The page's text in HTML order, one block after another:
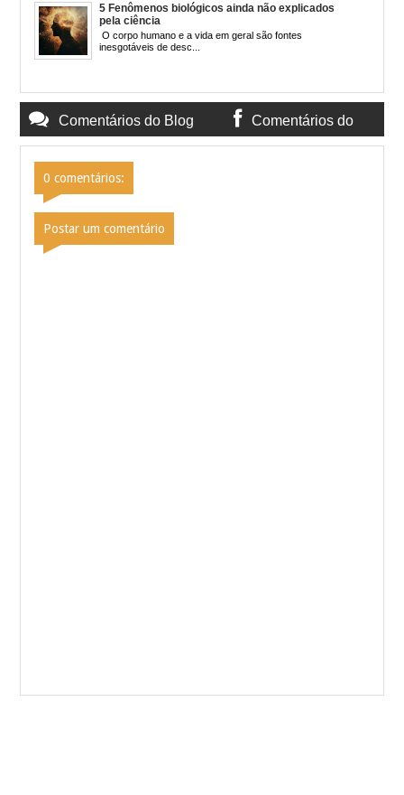
5 Fenômenos biológicos ainda não explicados
pela ciência
O corpo humano e a vida em geral são fontes
inesgotáveis de desc...
Comentários do Blog Comentários do
0 comentários:
Postar um comentário